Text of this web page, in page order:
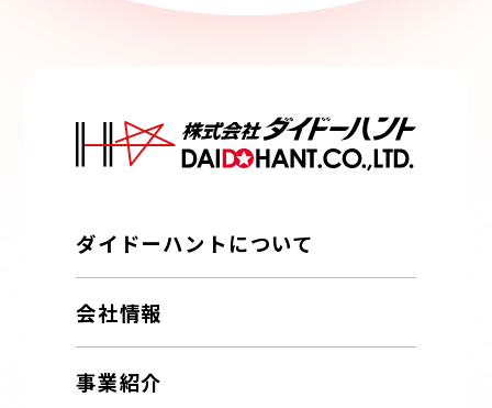
ダイドーハントについて
会社情報
事業紹介